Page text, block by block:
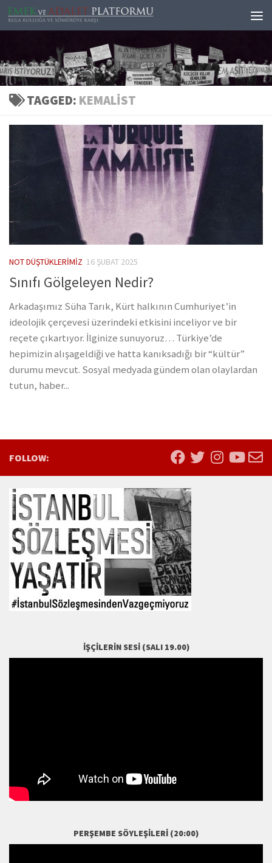
Skip to content
TAGGED: KEMALIST
NOT DÜŞTÜKLERIMIZ 16 ŞUBAT 2025
Sınıfı Gölgeleyen Nedir?
Arkadaşımız Süha Tarık, Kürt halkının Cumhuriyet’in
ideolojik çerçevesi üzerindeki etkisini inceliyor ve bir
reçete çıkartıyor. İlginize sunuyoruz… Türkiye’de
hepimizin alışageldiği ve hatta kanıksadığı bir “kültür”
durumu mevcut. Sosyal medyada gündem olan olaylardan
tutun, haber...
FOLLOW:
İŞÇILERIN SESI (SALI 19.00)
PERŞEMBE SÖYLEŞILERI (20:00)